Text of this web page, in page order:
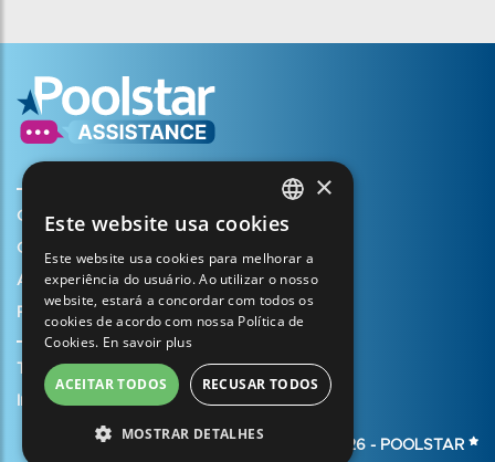
Criar a minha conta
O seu cesto
Abrir um caso de assistência
Registar a minha garantia
Termos e condições de venda
Informação jurídica
© 2026 - POOLSTAR
FRENCH
ENGLISH
SPANISH
PORTUGUESE
×
Este website usa cookies
Este website usa cookies para melhorar a
experiência do usuário. Ao utilizar o nosso
website, estará a concordar com todos os
cookies de acordo com nossa Política de
Cookies. En savoir plus
ACEITAR TODOS RECUSAR TODOS
MOSTRAR DETALHES